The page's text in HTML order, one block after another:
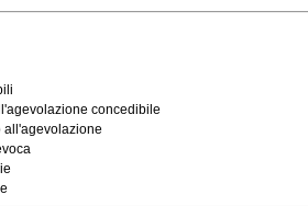
concedibile
all'agevolazione